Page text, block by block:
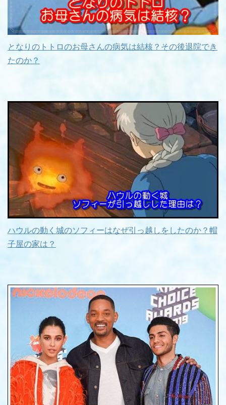
となりのトトロのお母さんの病気は結核？その後退院でき
たのか？
ハウルの動く城のソフィーはなぜ引っ越しをしたのか？帽
子屋の家は？